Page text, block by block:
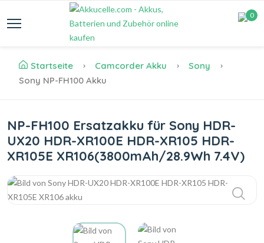
0
Startseite Camcorder Akku
Sony
Sony NP-FH100 Akku
NP-FH100 Ersatzakku für Sony HDR-
UX20 HDR-XR100E HDR-XR105 HDR-
XR105E XR106(3800mAh/28.9Wh 7.4V)